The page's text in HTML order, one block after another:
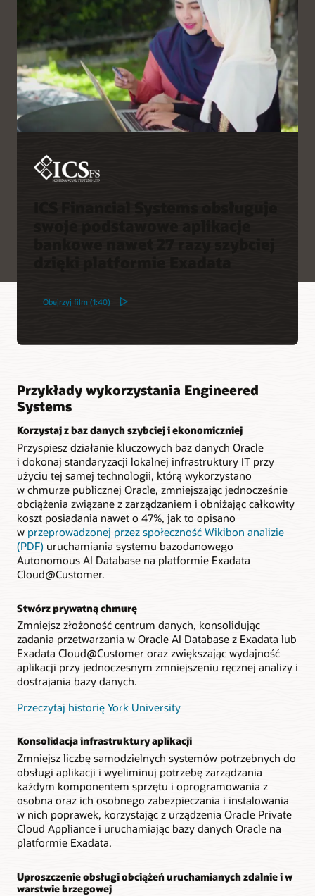
razy szybciej
Automatyzacja umożliwia
szybkie wdrażanie i
zmniejsza potrzebę
zatrudniania specjalistów
o zaawansowanych
umiejętnościach
informatycznych
odzyskiwanie danych
zakresu IT nawet o 75%
zapasowych zapewnia
wysoką jakość tych kopii i
odciąża serwery baz
danych
Funkcje monitorowania w
czasie rzeczywistym i
automatycznego
raportowania upraszczają
zachowanie zgodności z
przepisami, udostępniając
Obejrzyj film (1:40)
Przykłady wykorzystania Engineered
Systems
Korzystaj z baz danych szybciej i ekonomiczniej
Przyspiesz działanie kluczowych baz danych Oracle
i dokonaj standaryzacji lokalnej infrastruktury IT przy
użyciu tej samej technologii, którą wykorzystano
w chmurze publicznej Oracle, zmniejszając jednocześnie
obciążenia związane z zarządzaniem i obniżając całkowity
koszt posiadania nawet o 47%, jak to opisano
w przeprowadzonej przez społeczność Wikibon analizie
(PDF) uruchamiania systemu bazodanowego
Autonomous AI Database na platformie Exadata
Cloud@Customer.
Stwórz prywatną chmurę
Zmniejsz złożoność centrum danych, konsolidując
zadania przetwarzania w Oracle AI Database z Exadata lub
Exadata Cloud@Customer oraz zwiększając wydajność
aplikacji przy jednoczesnym zmniejszeniu ręcznej analizy i
dostrajania bazy danych.
Przeczytaj historię York University
Konsolidacja infrastruktury aplikacji
Zmniejsz liczbę samodzielnych systemów potrzebnych do
obsługi aplikacji i wyeliminuj potrzebę zarządzania
każdym komponentem sprzętu i oprogramowania z
osobna oraz ich osobnego zabezpieczania i instalowania
w nich poprawek, korzystając z urządzenia Oracle Private
Cloud Appliance i uruchamiając bazy danych Oracle na
platformie Exadata.
Uproszczenie obsługi obciążeń uruchamianych zdalnie i w
warstwie brzegowej